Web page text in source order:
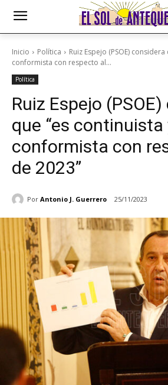
Inicio Política
Ruiz Espejo (PSOE)
conformista con respecto al...
Política
Ruiz Espejo
que “es continuista
conformista con
de 2023”
Por Antonio J. Guerrero 25/11/2023